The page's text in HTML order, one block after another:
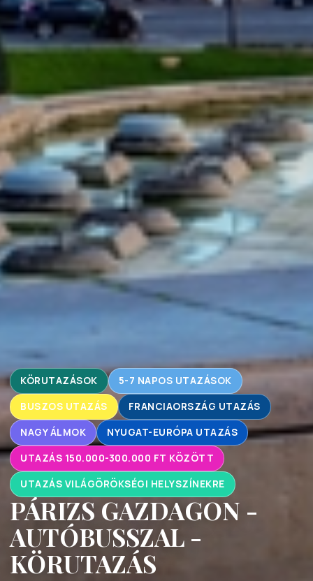
KÖRUTAZÁSOK 5-7 NAPOS UTAZÁSOK
BUSZOS UTAZÁS FRANCIAORSZÁG UTAZÁS
NAGY ÁLMOK NYUGAT-EURÓPA UTAZÁS
UTAZÁS 150.000-300.000 FT KÖZÖTT
UTAZÁS VILÁGÖRÖKSÉGI HELYSZÍNEKRE
PÁRIZS GAZDAGON -
AUTÓBUSSZAL -
KÖRUTAZÁS